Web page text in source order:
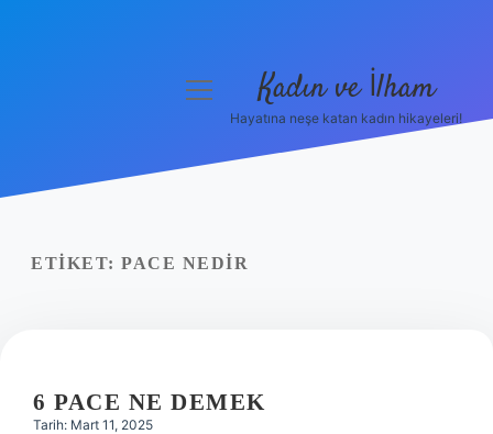
Yasal Uyarı
menüyü
Kadın ve İlham
Hayatına neşe katan kadın hikayeleri!
ETIKET: PACE NEDIR
6 PACE NE DEMEK
Tarih: Mart 11, 2025